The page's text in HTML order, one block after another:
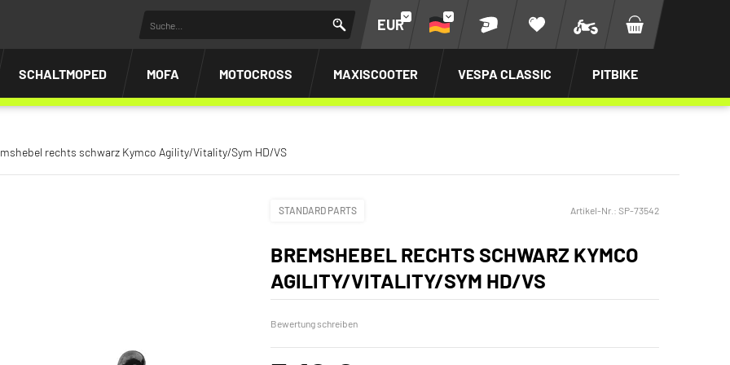
EUR
SCHALTMOPED MOFA MOTOCROSS MAXISCOOTER VESPA CLASSIC PITBIKE
rechts schwarz Kymco Agility/Vitality/Sym HD/VS
STANDARD PARTS Artikel-Nr.: SP-73542
BREMSHEBEL RECHTS SCHWARZ KYMCO
AGILITY/VITALITY/SYM HD/VS
Bewertung schreiben